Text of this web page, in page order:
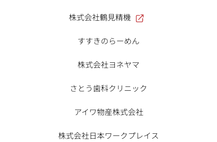
株式会社鶴見精機
すすきのらーめん
株式会社ヨネヤマ
さとう歯科クリニック
アイワ物産株式会社
株式会社日本ワークプレイス